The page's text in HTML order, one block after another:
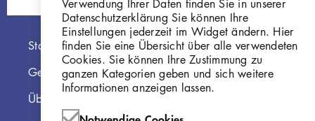
Hauptnavigation
Startseite
Georg Kolbe Museum
Über die Online Sammlung
Verwendung Ihrer Daten finden Sie in unserer
Datenschutzerklärung Sie können Ihre
Einstellungen jederzeit im Widget ändern. Hier
finden Sie eine Übersicht über alle verwendeten
Cookies. Sie können Ihre Zustimmung zu
ganzen Kategorien geben und sich weitere
Informationen anzeigen lassen.